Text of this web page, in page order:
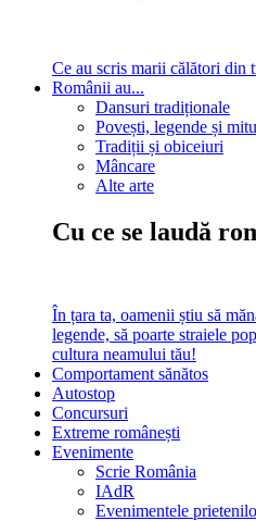
Ce au scris marii călători din
Românii au...
Dansuri tradiționale
Povești, legende și
Tradiții și obiceiuri
Mâncare
Alte arte
Cu ce se laudă
În țara ta, oamenii știu să
legende, să poarte straiele
cultura neamului tău!
Comportament sănătos
Autostop
Concursuri
Extreme românești
Evenimente
Scrie România
IAdR
Evenimentele